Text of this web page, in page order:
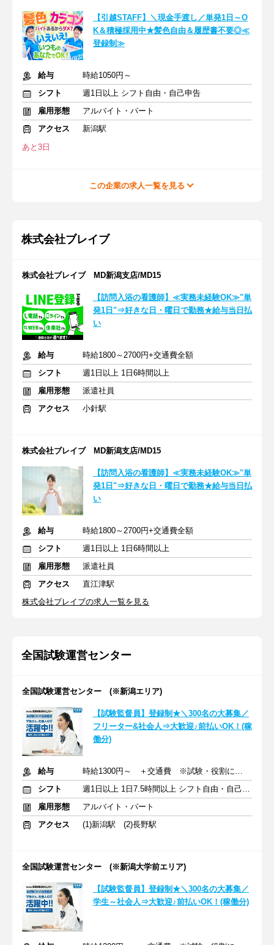
【引越STAFF】＼現金手渡し／単発1日～O
K＆積極採用中★髪色自由＆履歴書不要◎≪
登録制≫
給与
時給1050円～
シフト
週1日以上 シフト自由・自己申告
雇用形態
アルバイト・パート
アクセス
新潟駅
あと3日
この企業の求人一覧を見る
株式会社ブレイブ
株式会社ブレイブ MD新潟支店/MD15
【訪問入浴の看護師】≪実務未経験OK≫"単
発1日"⇒好きな日・曜日で勤務★給与当日払
い
給与
時給1800～2700円+交通費全額
シフト
週1日以上 1日6時間以上
雇用形態
派遣社員
アクセス
小針駅
株式会社ブレイブ MD新潟支店/MD15
【訪問入浴の看護師】≪実務未経験OK≫"単
発1日"⇒好きな日・曜日で勤務★給与当日払
い
給与
時給1800～2700円+交通費全額
シフト
週1日以上 1日6時間以上
雇用形態
派遣社員
アクセス
直江津駅
株式会社ブレイブの求人一覧を見る
全国試験運営センター
全国試験運営センター (※新潟エリア)
【試験監督員】登録制★＼300名の大募集／
フリーター&社会人⇒大歓迎♪前払いOK！(稼
働分)
給与
時給1300円～ ＋交通費 ※試験・役割により手当あり
シフト
週1日以上 1日7.5時間以上 シフト自由・自己申告
雇用形態
アルバイト・パート
アクセス
(1)新潟駅 (2)長野駅
全国試験運営センター (※新潟大学前エリア)
【試験監督員】登録制★＼300名の大募集／
学生～社会人⇒大歓迎♪前払いOK！(稼働分)